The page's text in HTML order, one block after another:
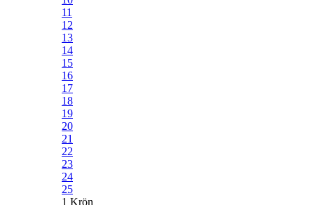
11
12
13
14
15
16
17
18
19
20
21
22
23
24
25
1 Krön